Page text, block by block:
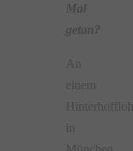
Mal
getan?
An
einem